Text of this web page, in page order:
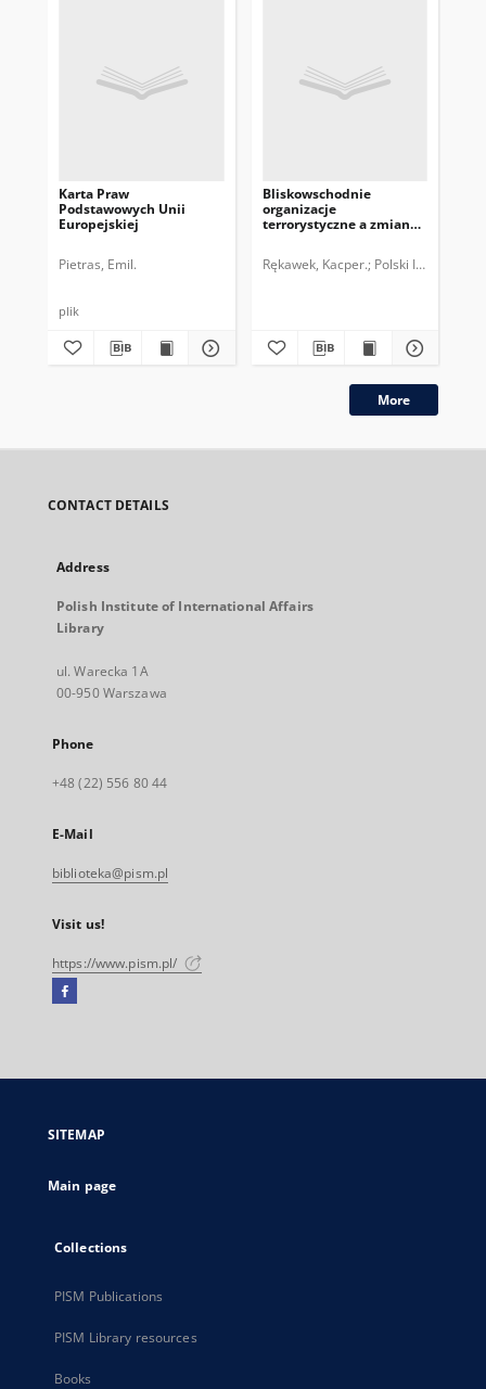
Karta Praw
Podstawowych Unii
Europejskiej
Pietras, Emil.
plik
Bliskowschodnie
organizacje
terrorystyczne a zmiany
Rękawek, Kacper. Polski Instytut
More
CONTACT DETAILS
Address
Polish Institute of International Affairs
Library
ul. Warecka 1A
00-950 Warszawa
Phone
+48 (22) 556 80 44
E-Mail
biblioteka@pism.pl
Visit us!
https://www.pism.pl/
Facebook
open
new
SITEMAP
Main page
Collections
PISM Publications
PISM Library resources
Books